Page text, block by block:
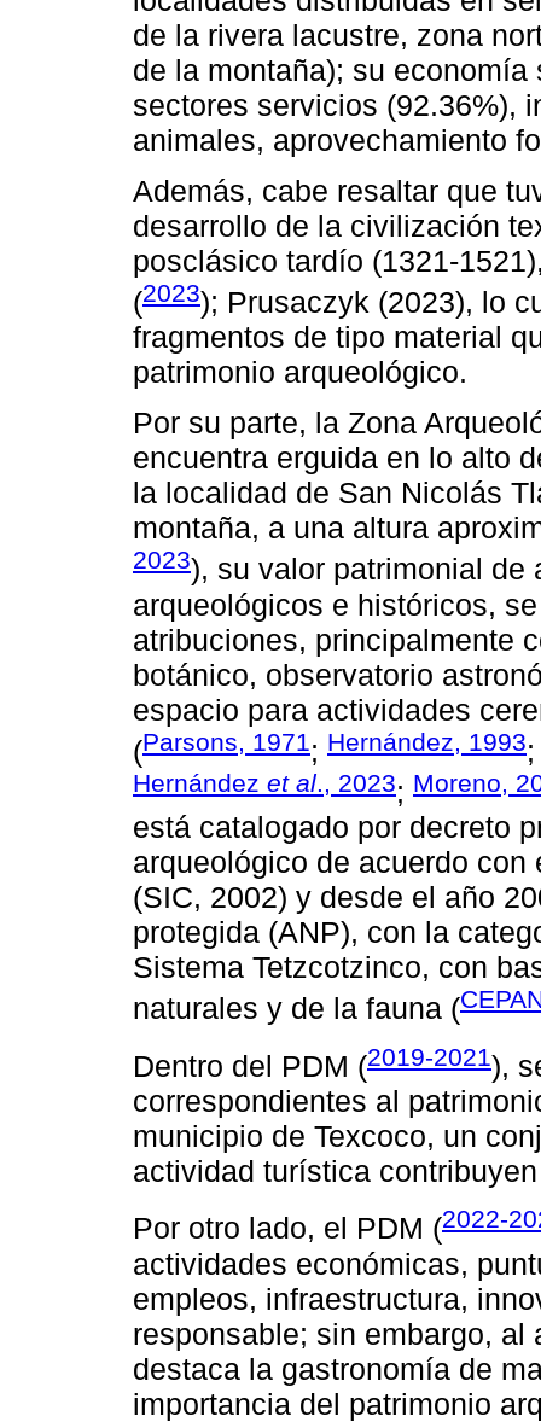
de la rivera lacustre, zona
de la montaña); su
sectores servicios (92.36%),
animales, aprovechamiento
Además, cabe resaltar que
desarrollo de la civilización
posclásico tardío (1321-
(2023); Prusaczyk (2023), lo
fragmentos de tipo material
patrimonio arqueológico.
Por su parte, la Zona
encuentra erguida en lo alto
la localidad de San Nicolás
montaña, a una altura
2023), su valor patrimonial de
arqueológicos e históricos,
atribuciones, principalmente
botánico, observatorio
espacio para actividades
(Parsons, 1971 ; Hernández, 1993
Hernández et al., 2023; Moreno,
está catalogado por decreto
arqueológico de acuerdo
(SIC, 2002) y desde el año
protegida (ANP), con la
Sistema Tetzcotzinco, con
naturales y de la fauna (
Dentro del PDM (2019-2021),
correspondientes al
municipio de Texcoco, un
actividad turística
Por otro lado, el PDM (2022-
actividades económicas,
empleos, infraestructura,
responsable; sin embargo, al
destaca la gastronomía de
importancia del patrimonio